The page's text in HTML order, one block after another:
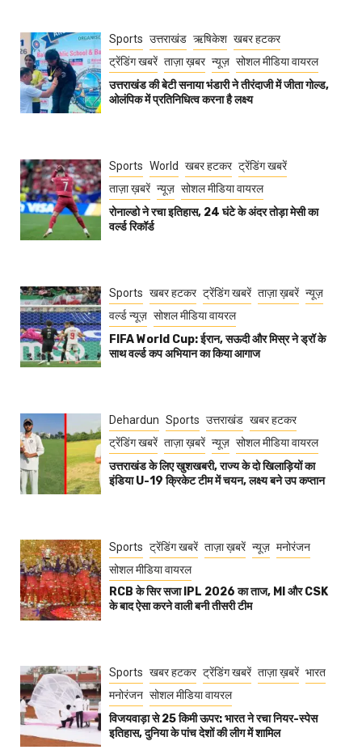
Sports उत्तराखंड ऋषिकेश खबर हटकर
ट्रेंडिंग खबरें ताज़ा ख़बर न्यूज़ सोशल मीडिया वायरल
उत्तराखंड की बेटी सनाया भंडारी ने तीरंदाजी में जीता गोल्ड,
ओलंपिक में प्रतिनिधित्व करना है लक्ष्य
Sports World खबर हटकर ट्रेंडिंग खबरें
ताज़ा ख़बरें न्यूज़ सोशल मीडिया वायरल
रोनाल्डो ने रचा इतिहास, 24 घंटे के अंदर तोड़ा मेसी का
वर्ल्ड रिकॉर्ड
Sports खबर हटकर ट्रेंडिंग खबरें ताज़ा ख़बरें न्यूज़
वर्ल्ड न्यूज़ सोशल मीडिया वायरल
FIFA World Cup: ईरान, सऊदी और मिस्र ने ड्रॉ के
साथ वर्ल्ड कप अभियान का किया आगाज
Dehardun Sports उत्तराखंड खबर हटकर
ट्रेंडिंग खबरें ताज़ा ख़बरें न्यूज़ सोशल मीडिया वायरल
उत्तराखंड के लिए खुशखबरी, राज्य के दो खिलाड़ियों का
इंडिया U-19 क्रिकेट टीम में चयन, लक्ष्य बने उप कप्तान
Sports ट्रेंडिंग खबरें ताज़ा ख़बरें न्यूज़ मनोरंजन
सोशल मीडिया वायरल
RCB के सिर सजा IPL 2026 का ताज, MI और CSK
के बाद ऐसा करने वाली बनी तीसरी टीम
Sports खबर हटकर ट्रेंडिंग खबरें ताज़ा ख़बरें भारत
मनोरंजन सोशल मीडिया वायरल
विजयवाड़ा से 25 किमी ऊपर: भारत ने रचा नियर-स्पेस
इतिहास, दुनिया के पांच देशों की लीग में शामिल